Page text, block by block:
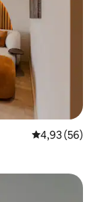
4,93 de uma
4,93 (56)